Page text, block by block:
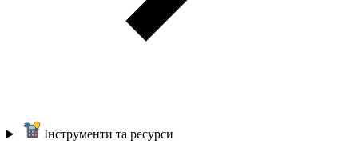
Інструменти та ресурси